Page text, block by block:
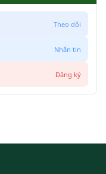
Theo dõi
Nhắn tin
Đăng ký